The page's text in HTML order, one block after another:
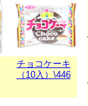
チョコケーキ
（10入）\446